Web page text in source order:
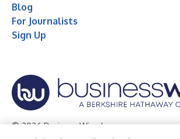
Blog
For Journalists
Sign Up
© 2026 Business Wire, Inc.